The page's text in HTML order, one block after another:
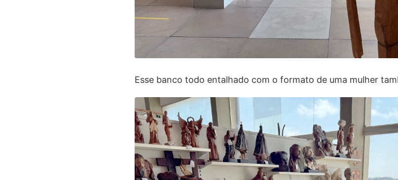
Esse banco todo entalhado com o formato de uma mulher